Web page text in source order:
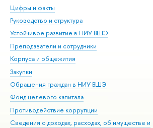
Цифры и факты
Руководство и структура
Устойчивое развитие в НИУ ВШЭ
Преподаватели и сотрудники
Корпуса и общежития
Закупки
Обращения граждан в НИУ ВШЭ
Фонд целевого капитала
Противодействие коррупции
Сведения о доходах, расходах, об имуществе и